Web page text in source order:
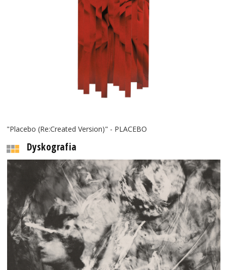
"Placebo (Re:Created Version)" - PLACEBO
Dyskografia